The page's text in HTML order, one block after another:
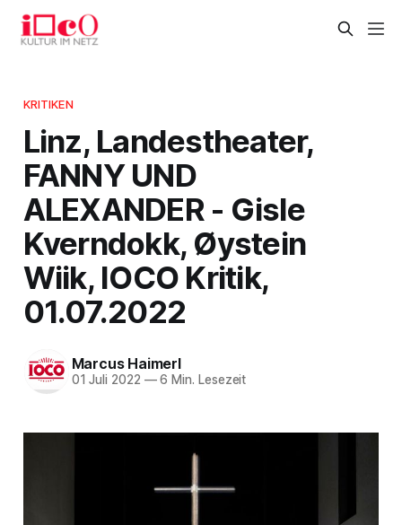
KRITIKEN
Linz, Landestheater,
FANNY UND
ALEXANDER - Gisle
Kverndokk, Øystein
Wiik, IOCO Kritik,
01.07.2022
Marcus Haimerl
01 Juli 2022 —6 Min. Lesezeit